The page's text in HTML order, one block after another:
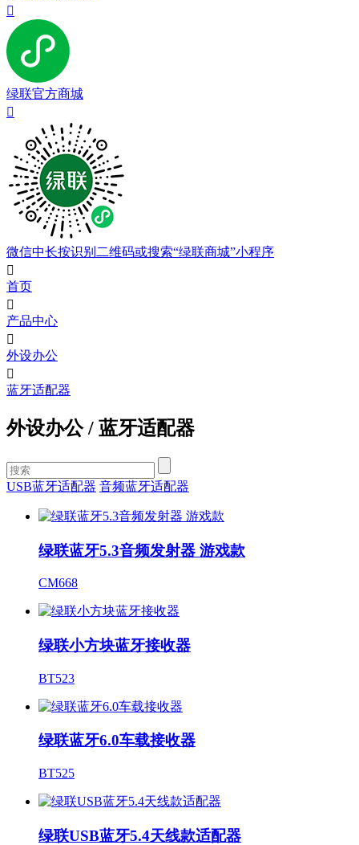

绿联官方商城

微信中长按识别二维码或搜索“绿联商城”小程序

首页

产品中心

外设办公

蓝牙适配器
外设办公 / 蓝牙适配器
USB蓝牙适配器 音频蓝牙适配器
绿联蓝牙5.3音频发射器 游戏款
CM668
绿联小方块蓝牙接收器
BT523
绿联蓝牙6.0车载接收器
BT525
绿联USB蓝牙5.4天线款适配器